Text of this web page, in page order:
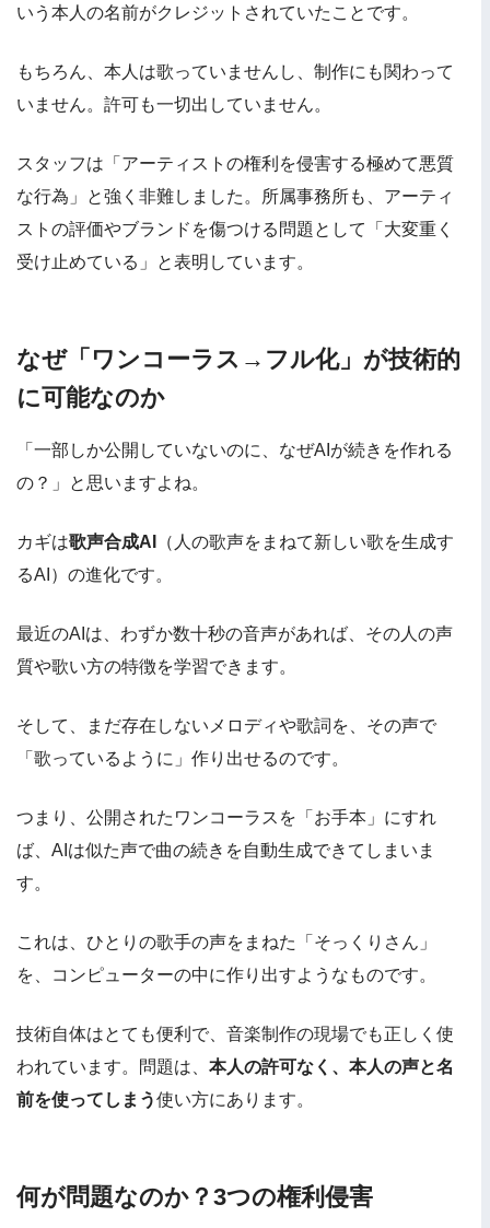
いう本人の名前がクレジットされていたことです。
もちろん、本人は歌っていませんし、制作にも関わって
いません。許可も一切出していません。
スタッフは「アーティストの権利を侵害する極めて悪質
な行為」と強く非難しました。所属事務所も、アーティ
ストの評価やブランドを傷つける問題として「大変重く
受け止めている」と表明しています。
なぜ「ワンコーラス→フル化」が技術的
に可能なのか
「一部しか公開していないのに、なぜAIが続きを作れる
の？」と思いますよね。
カギは歌声合成AI
（人の歌声をまねて新しい歌を生成す
るAI）の進化です。
最近のAIは、わずか数十秒の音声があれば、その人の声
質や歌い方の特徴を学習できます。
そして、まだ存在しないメロディや歌詞を、その声で
「歌っているように」作り出せるのです。
つまり、公開されたワンコーラスを「お手本」にすれ
ば、AIは似た声で曲の続きを自動生成できてしまいま
す。
これは、ひとりの歌手の声をまねた「そっくりさん」
を、コンピューターの中に作り出すようなものです。
技術自体はとても便利で、音楽制作の現場でも正しく使
われています。問題は、 本人の許可なく、本人の声と名
前を使ってしまう使い方にあります。
何が問題なのか？3つの権利侵害